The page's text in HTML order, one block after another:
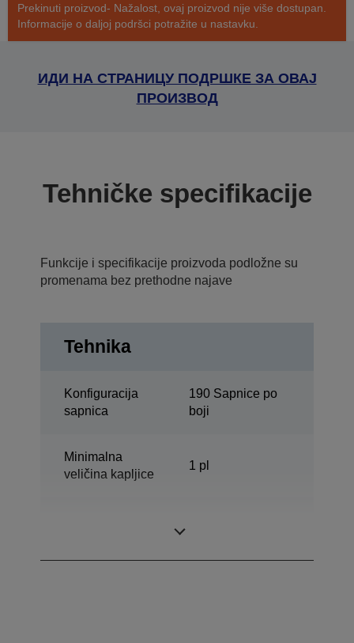
Prekinuti proizvod- Nažalost, ovaj proizvod nije više dostupan.
Informacije o daljoj podršci potražite u nastavku.
ИДИ НА СТРАНИЦУ ПОДРШКЕ ЗА ОВАЈ
ПРОИЗВОД
Tehničke specifikacije
Funkcije i specifikacije proizvoda podložne su
promenama bez prethodne najave
Tehnika
Konfiguracija
sapnica
190 Sapnice po
boji
Minimalna
veličina kapljice
1 pl